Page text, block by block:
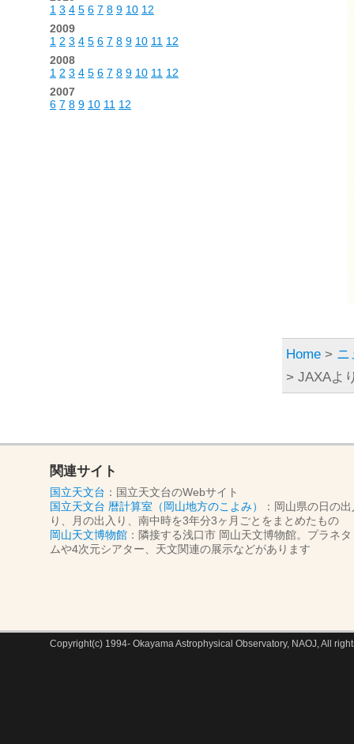
Home > ニ
> JAXAよ
1 3 4 5 6 7 8 9 10 12
2009
1 2 3 4 5 6 7 8 9 10 11 12
2008
1 2 3 4 5 6 7 8 9 10 11 12
2007
6 7 8 9 10 11 12
関連サイト
国立天文台 ：国立天文台のWebサイト
国立天文台 暦計算室（岡山地方のこよみ）
：岡山県の日の
り、月の出入り、南中時を3年分3ヶ月ごとをまとめたもの
岡山天文博物館 ：隣接する浅口市 岡山天文博物館。プラネタ
ムや4次元シアター、天文関連の展示などがあります
Copyright(c) 1994- Okayama Astrophysical Observatory, NAOJ, All